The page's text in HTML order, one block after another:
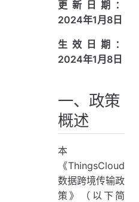
二、适用范围
2.2 适用数据类型
3.1 跨境传输的情形
3.2 不构成跨境传输的情形
4.1 可用区域
4.2 区域独立性
更新日期：
2024年1月8日
生效日期：
2024年1月8日
一、政策
概述
本
《ThingsCloud
数据跨境传输政
策》（以下简